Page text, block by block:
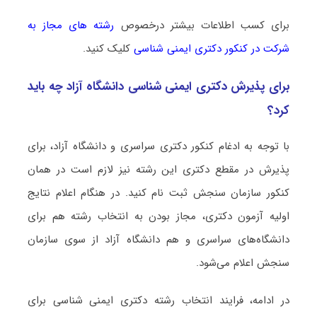
برای کسب اطلاعات بیشتر درخصوص رشته های مجاز به
شرکت در کنکور دکتری ایمنی شناسیکلیک کنید.
برای پذیرش دکتری ایمنی شناسی دانشگاه آزاد چه باید
کرد؟
با توجه به ادغام کنکور دکتری سراسری و دانشگاه آزاد، برای
پذیرش در مقطع دکتری این رشته نیز لازم است در همان
کنکور سازمان سنجش ثبت نام کنید. در هنگام اعلام نتایج
اولیه آزمون دکتری، مجاز بودن به انتخاب رشته هم برای
دانشگاه‌های سراسری و هم دانشگاه آزاد از سوی سازمان
سنجش اعلام می‌شود.
در ادامه، فرایند انتخاب رشته دکتری ایمنی شناسی برای